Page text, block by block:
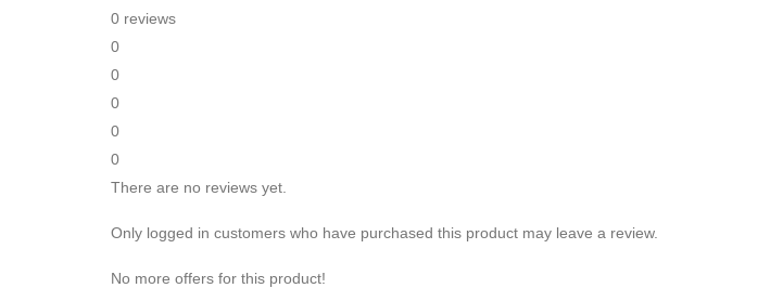
0 reviews
0
0
0
0
0
There are no reviews yet.
Only logged in customers who have purchased this product may leave a review.
No more offers for this product!